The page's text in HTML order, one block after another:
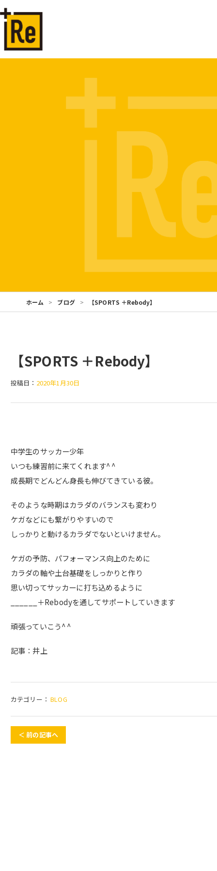
ホーム ブログ 【SPORTS ＋Rebody】
【SPORTS ＋Rebody】
投稿日： 2020年1月30日
中学生のサッカー少年
いつも練習前に来てくれます^ ^
成長期でどんどん身長も伸びてきている彼。
そのような時期はカラダのバランスも変わり
ケガなどにも繋がりやすいので
しっかりと動けるカラダでないといけません。
ケガの予防、パフォーマンス向上のために
カラダの軸や土台基礎をしっかりと作り
思い切ってサッカーに打ち込めるように
______＋Rebodyを通してサポートしていきます
頑張っていこう^ ^
記事：井上
カテゴリー： BLOG
＜ 前の記事へ